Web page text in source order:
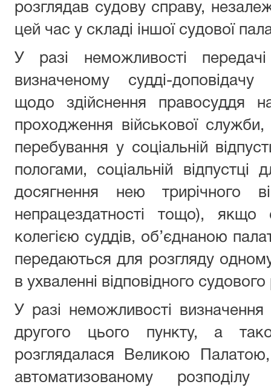
розглядав судову справу,
цей час у складі іншої судової
У разі неможливості
визначеному судді-
щодо здійснення правосуддя
проходження військової
перебування у соціальній
пологами, соціальній
досягнення нею трирічного
непрацездатності тощо), якщо
колегією суддів, об’єднаною
передаються для розгляду
в ухваленні відповідного
У разі неможливості
другого цього пункту, а
розглядалася Великою Палатою,
автоматизованому